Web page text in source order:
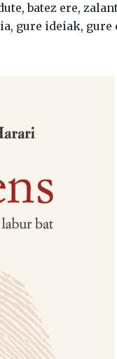
batez ere,
gure ideiak, gure